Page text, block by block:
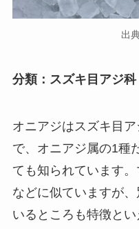
出
分類：スズキ目アジ科
オニアジはスズキ目
で、オニアジ属の1種
ても知られています
などに似ていますが
いるところも特徴とい